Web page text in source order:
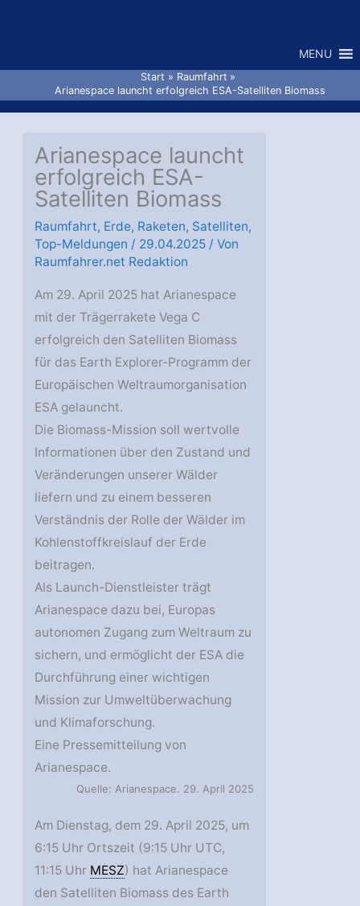
MENU
Start
Raumfahrt
Arianespace launcht erfolgreich ESA-Satelliten Biomass
Arianespace launcht
erfolgreich ESA-
Satelliten Biomass
Raumfahrt, Erde, Raketen, Satelliten,
Top-Meldungen / 29.04.2025 / Von
Raumfahrer.net Redaktion
Am 29. April 2025 hat Arianespace
mit der Trägerrakete Vega C
erfolgreich den Satelliten Biomass
für das Earth Explorer-Programm der
Europäischen Weltraumorganisation
ESA gelauncht.
Die Biomass-Mission soll wertvolle
Informationen über den Zustand und
Veränderungen unserer Wälder
liefern und zu einem besseren
Verständnis der Rolle der Wälder im
Kohlenstoffkreislauf der Erde
beitragen.
Als Launch-Dienstleister trägt
Arianespace dazu bei, Europas
autonomen Zugang zum Weltraum zu
sichern, und ermöglicht der ESA die
Durchführung einer wichtigen
Mission zur Umweltüberwachung
und Klimaforschung.
Eine Pressemitteilung von
Arianespace.
Quelle: Arianespace. 29. April 2025
Am Dienstag, dem 29. April 2025, um
6:15 Uhr Ortszeit (9:15 Uhr UTC,
11:15 Uhr MESZ) hat Arianespace
den Satelliten Biomass des Earth